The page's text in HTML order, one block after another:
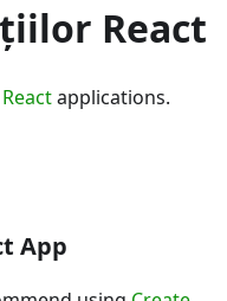
React
Reactapplications.
App